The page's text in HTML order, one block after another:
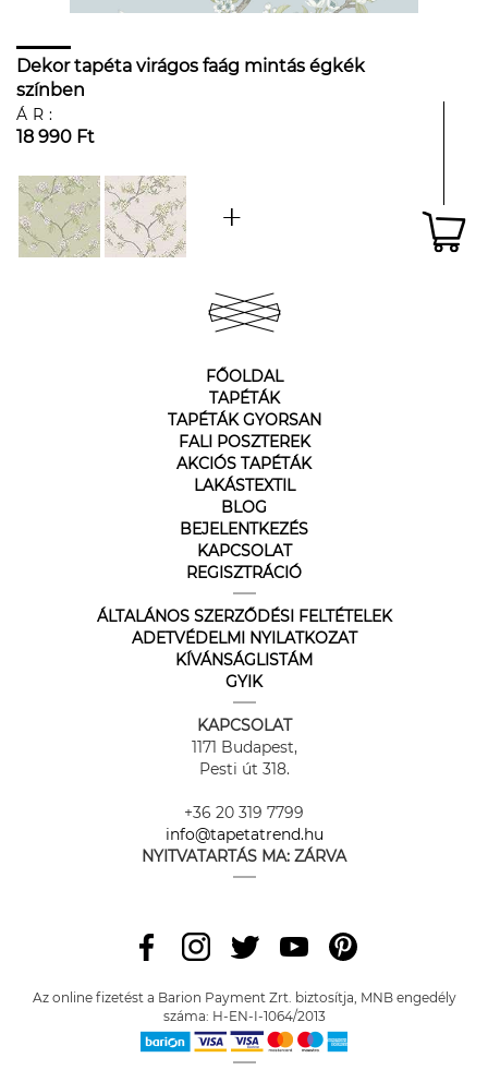
Dekor tapéta virágos faág mintás égkék
színben
ÁR:
18 990 Ft
FŐOLDAL
TAPÉTÁK
TAPÉTÁK GYORSAN
FALI POSZTEREK
AKCIÓS TAPÉTÁK
LAKÁSTEXTIL
BLOG
BEJELENTKEZÉS
KAPCSOLAT
REGISZTRÁCIÓ
ÁLTALÁNOS SZERZŐDÉSI FELTÉTELEK
ADETVÉDELMI NYILATKOZAT
KÍVÁNSÁGLISTÁM
GYIK
KAPCSOLAT
1171 Budapest,
Pesti út 318.
+36 20 319 7799
info@tapetatrend.hu
NYITVATARTÁS MA: ZÁRVA
Az online fizetést a Barion Payment Zrt. biztosítja, MNB engedély
száma: H-EN-I-1064/2013